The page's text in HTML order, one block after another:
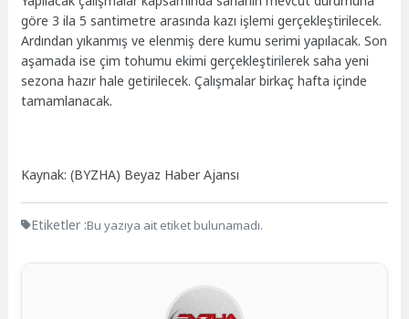
göre 3 ila 5 santimetre arasında kazı işlemi gerçekleştirilecek.
Ardından yıkanmış ve elenmiş dere kumu serimi yapılacak. Son
aşamada ise çim tohumu ekimi gerçekleştirilerek saha yeni
sezona hazır hale getirilecek. Çalışmalar birkaç hafta içinde
tamamlanacak.
Kaynak: (BYZHA) Beyaz Haber Ajansı
Etiketler :Bu yazıya ait etiket bulunamadı.